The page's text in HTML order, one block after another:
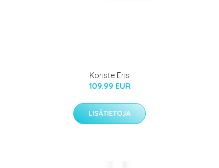
Koriste Eris
109.99 EUR
LISÄTIETOJA